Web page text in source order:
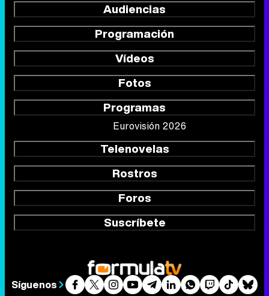
Audiencias
Programación
Vídeos
Fotos
Programas
Eurovisión 2026
Telenovelas
Rostros
Foros
Suscríbete
Síguenos